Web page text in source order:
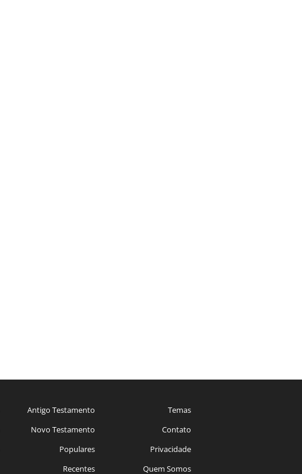
Antigo Testamento
Novo Testamento
Populares
Recentes
Temas
Contato
Privacidade
Quem Somos